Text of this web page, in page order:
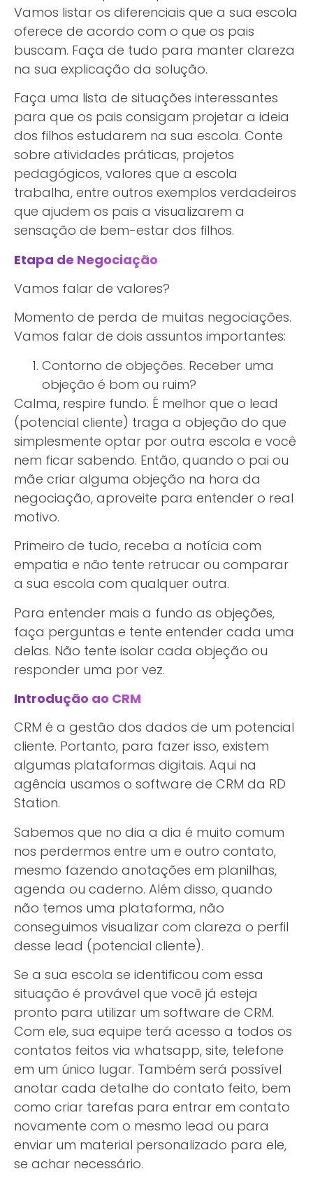
Vamos listar os diferenciais que a sua escola
oferece de acordo com o que os pais
buscam. Faça de tudo para manter clareza
na sua explicação da solução.
Faça uma lista de situações interessantes
para que os pais consigam projetar a ideia
dos filhos estudarem na sua escola. Conte
sobre atividades práticas, projetos
pedagógicos, valores que a escola
trabalha, entre outros exemplos verdadeiros
que ajudem os pais a visualizarem a
sensação de bem-estar dos filhos.
Etapa de Negociação
Vamos falar de valores?
Momento de perda de muitas negociações.
Vamos falar de dois assuntos importantes:
Contorno de objeções. Receber uma
objeção é bom ou ruim?
Calma, respire fundo. É melhor que o lead
(potencial cliente) traga a objeção do que
simplesmente optar por outra escola e você
nem ficar sabendo. Então, quando o pai ou
mãe criar alguma objeção na hora da
negociação, aproveite para entender o real
motivo.
Primeiro de tudo, receba a notícia com
empatia e não tente retrucar ou comparar
a sua escola com qualquer outra.
Para entender mais a fundo as objeções,
faça perguntas e tente entender cada uma
delas. Não tente isolar cada objeção ou
responder uma por vez.
Introdução ao CRM
CRM é a gestão dos dados de um potencial
cliente. Portanto, para fazer isso, existem
algumas plataformas digitais. Aqui na
agência usamos o software de CRM da RD
Station.
Sabemos que no dia a dia é muito comum
nos perdermos entre um e outro contato,
mesmo fazendo anotações em planilhas,
agenda ou caderno. Além disso, quando
não temos uma plataforma, não
conseguimos visualizar com clareza o perfil
desse lead (potencial cliente).
Se a sua escola se identificou com essa
situação é provável que você já esteja
pronto para utilizar um software de CRM.
Com ele, sua equipe terá acesso a todos os
contatos feitos via whatsapp, site, telefone
em um único lugar. Também será possível
anotar cada detalhe do contato feito, bem
como criar tarefas para entrar em contato
novamente com o mesmo lead ou para
enviar um material personalizado para ele,
se achar necessário.